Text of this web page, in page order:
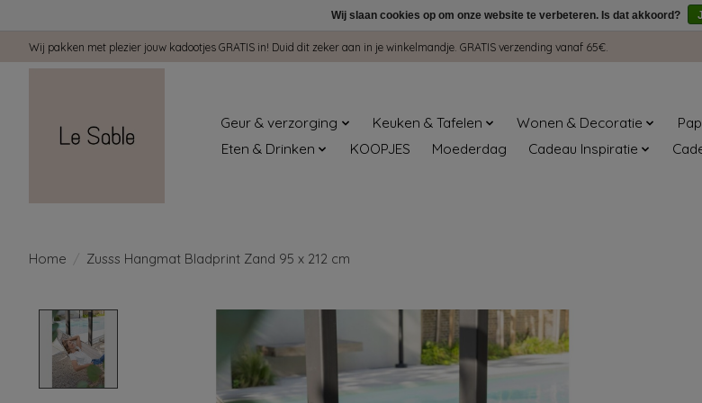
Wij pakken met plezier jouw kadootjes GRATIS in! Duid dit zeker aan in je winkelmandje. GRATIS verzending vanaf 65€.
Geur & verzorging Keuken & Tafelen Wonen & Decoratie
Eten & Drinken
KOOPJES Moederdag Cadeau Inspiratie
Home / Zusss Hangmat Bladprint Zand 95 x 212 cm
Product image slideshow Items
Wij slaan cookies op om onze website te verbeteren. Is dat akkoord?